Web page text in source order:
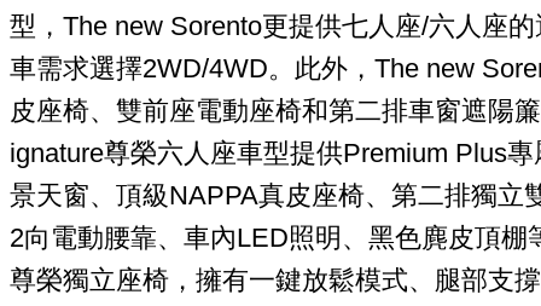
型，The new Sorento更提供七人座/六人座
車需求選擇2WD/4WD。此外，The new
皮座椅、雙前座電動座椅和第二排車窗遮陽
ignature尊榮六人座車型提供Premium Plus
景天窗、頂級NAPPA真皮座椅、第二排獨立
2向電動腰靠、車內LED照明、黑色麂皮頂棚
尊榮獨立座椅，擁有一鍵放鬆模式、腿部支